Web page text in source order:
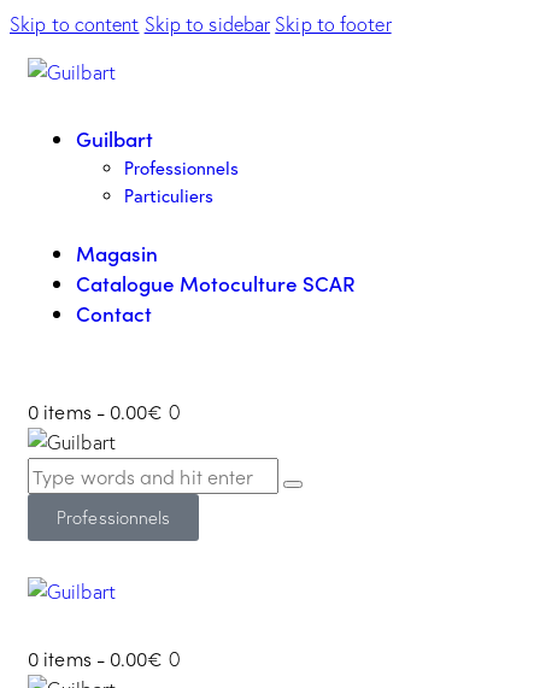
Skip to content Skip to sidebar Skip to footer
Guilbart
Professionnels
Particuliers
Magasin
Catalogue Motoculture SCAR
Contact
0 items - 0.00€ 0
Professionnels
0 items - 0.00€ 0